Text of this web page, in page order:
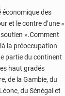
économique des
et le contre d’une «
».Comment
la préoccupation
partie du continent
haut gradés
de la Gambie, du
du Sénégal et